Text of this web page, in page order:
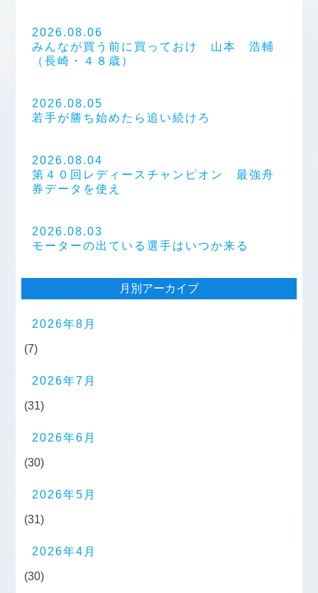
2026.08.06
みんなが買う前に買っておけ 山本 浩輔
（長崎・４８歳）
2026.08.05
若手が勝ち始めたら追い続けろ
2026.08.04
第４０回レディースチャンピオン 最強舟
券データを使え
2026.08.03
モーターの出ている選手はいつか来る
月別アーカイブ
2026年8月
(7)
2026年7月
(31)
2026年6月
(30)
2026年5月
(31)
2026年4月
(30)